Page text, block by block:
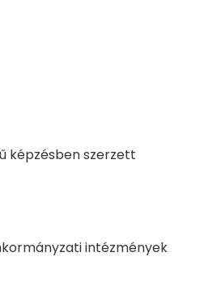
képzésben szerzett
intézmények